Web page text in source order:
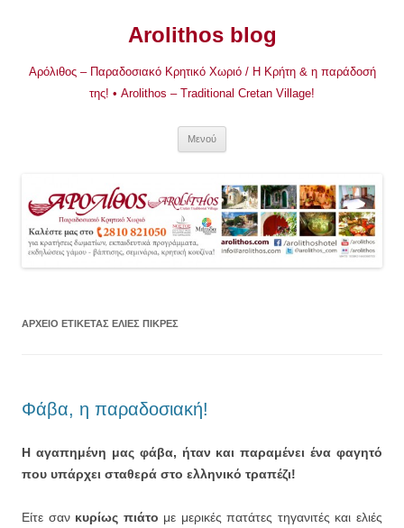
Arolithos blog
Αρόλιθος – Παραδοσιακό Κρητικό Χωριό / Η Κρήτη & η παράδοσή
της! • Arolithos – Traditional Cretan Village!
Μενού
ΑΡΧΕΊΟ ΕΤΙΚΈΤΑΣ ΕΛΙΕΣ ΠΙΚΡΕΣ
Φάβα, η παραδοσιακή!
Η αγαπημένη μας φάβα, ήταν και παραμένει ένα φαγητό
που υπάρχει σταθερά στο ελληνικό τραπέζι!
Είτε σαν κυρίως πιάτο με μερικές πατάτες τηγανιτές και ελιές